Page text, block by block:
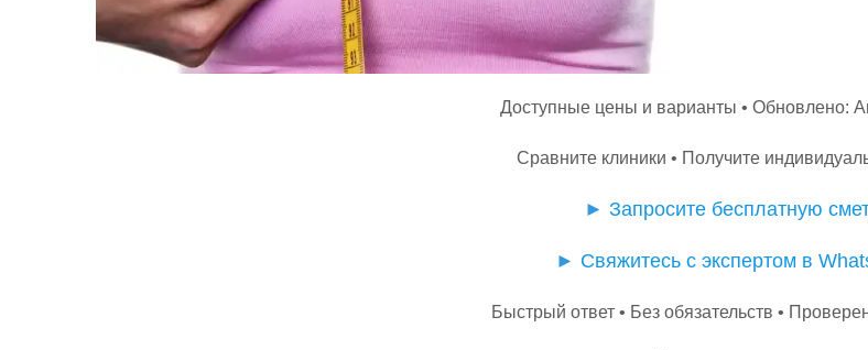
Доступные цены и варианты • Обновлено:
Сравните клиники • Получите
► Запросите бесплатную
► Свяжитесь с экспертом в
Быстрый ответ • Без обязательств •